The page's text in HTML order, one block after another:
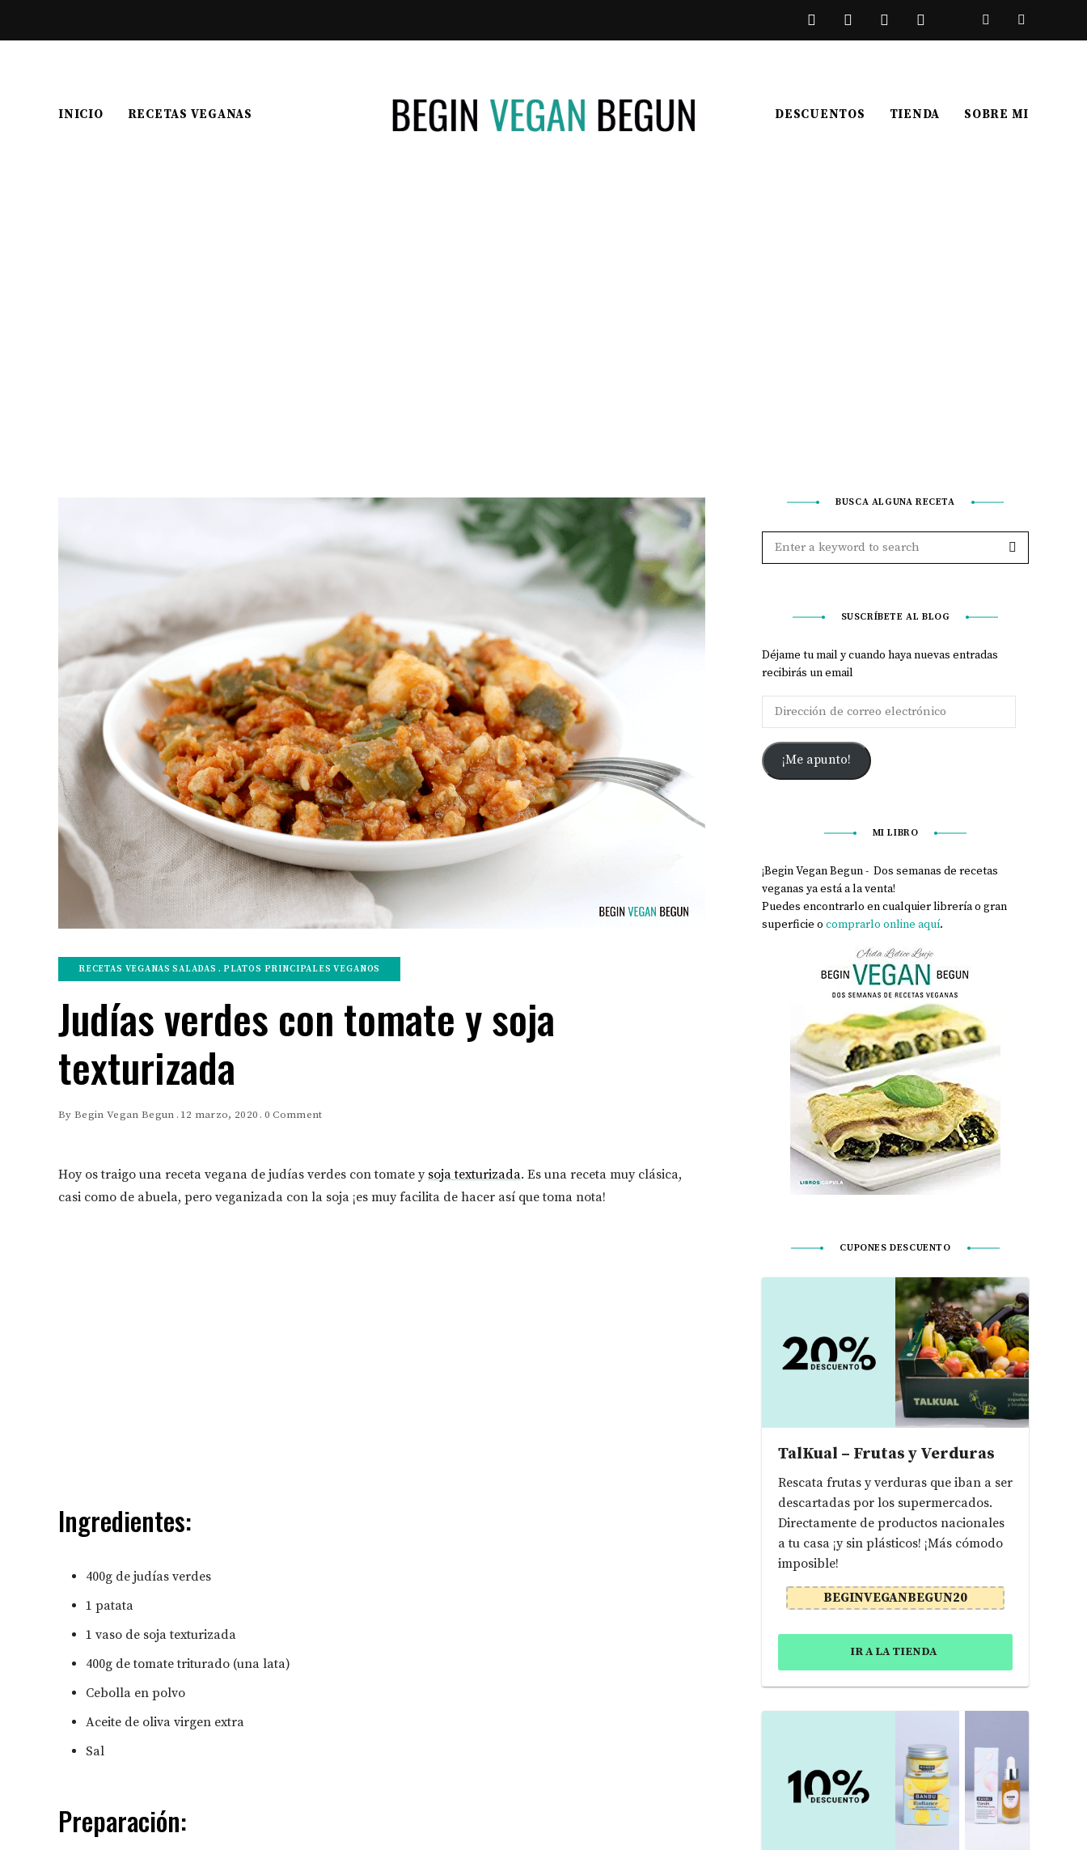
INICIO RECETAS VEGANAS DESCUENTOS TIENDA SOBRE MI
RECETAS VEGANAS SALADAS PLATOS PRINCIPALES VEGANOS
Judías verdes con tomate y soja
texturizada
By Begin Vegan Begun 12 marzo, 2020 0 Comment
Hoy os traigo una receta vegana de judías verdes con tomate y soja texturizada. Es una receta muy clásica,
casi como de abuela, pero veganizada con la soja ¡es muy facilita de hacer así que toma nota!
Ingredientes:
400g de judías verdes⁣
1 patata⁣
1 vaso de soja texturizada⁣
400g de tomate triturado (una lata)⁣
Cebolla en polvo⁣
Aceite de oliva virgen extra⁣
Sal⁣
Preparación:
BUSCA ALGUNA RECETA
SUSCRÍBETE AL BLOG
Déjame tu mail y cuando haya nuevas entradas
recibirás un email
¡Me apunto!
MI LIBRO
¡Begin Vegan Begun - Dos semanas de recetas
veganas ya está a la venta!
Puedes encontrarlo en cualquier librería o gran
superficie o comprarlo online aquí.
CUPONES DESCUENTO
TalKual – Frutas y Verduras
Rescata frutas y verduras que iban a ser
descartadas por los supermercados.
Directamente de productos nacionales
a tu casa ¡y sin plásticos! ¡Más cómodo
imposible!
BEGINVEGANBEGUN20
IR A LA TIENDA